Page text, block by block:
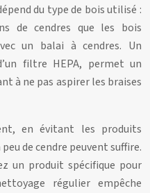
du type de bois utilisé :
de cendres que les bois
un balai à cendres. Un
filtre HEPA, permet un
à ne pas aspirer les braises
en évitant les produits
de cendre peuvent suffire.
un produit spécifique pour
régulier empêche